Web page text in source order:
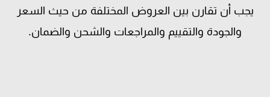
يجب أن تقارن بين العروض المختلفة من حيث السعر
والجودة والتقييم والمراجعات والشحن والضمان.